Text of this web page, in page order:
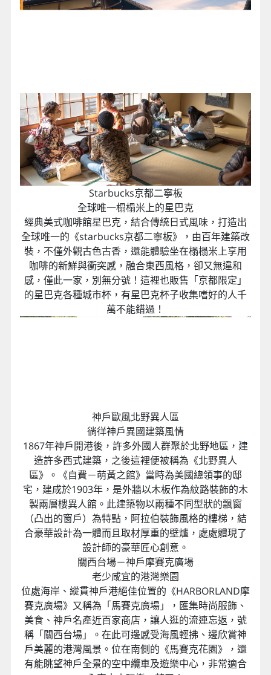
Starbucks京都二寧板
全球唯一榻榻米上的星巴克
經典美式咖啡館星巴克，結合傳統日式風味，打造出
全球唯一的《starbucks京都二寧板》，由百年建築改
裝，不僅外觀古色古香，還能體驗坐在榻榻米上享用
咖啡的新鮮與衝突感，融合東西風格，卻又無違和
感，僅此一家，別無分號！這裡也販售「京都限定」
的星巴克各種城市杯，有星巴克杯子收集嗜好的人千
萬不能錯過！
神戶歐風北野異人區
徜徉神戶異國建築風情
1867年神戶開港後，許多外國人群聚於北野地區，建
造許多西式建築，之後這裡便被稱為《北野異人
區》。《自費－萌黃之館》當時為美國總領事的邸
宅，建成於1903年，是外牆以木板作為紋路裝飾的木
製兩層樓異人館。此建築物以兩種不同型狀的飄窗
（凸出的窗戶）為特點，阿拉伯裝飾風格的樓梯，結
合豪華設計為一體而且取材厚重的壁爐，處處體現了
設計師的豪華匠心創意。
關西台場－神戶摩賽克廣場
老少咸宜的港灣樂園
位處海岸、縱貫神戶港絕佳位置的《HARBORLAND摩
賽克廣場》又稱為「馬賽克廣場」，匯集時尚服飾、
美食、神戶名產近百家商店，讓人逛的流連忘返，號
稱「關西台場」。在此可邊感受海風輕拂、邊欣賞神
戶美麗的港灣風景。位在南側的《馬賽克花園》，還
有能眺望神戶全景的空中纜車及遊樂中心，非常適合